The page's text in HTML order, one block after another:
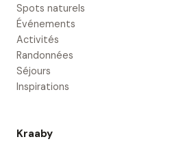
Spots naturels
Événements
Activités
Randonnées
Séjours
Inspirations
Kraaby